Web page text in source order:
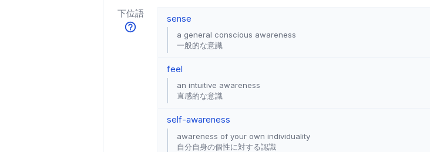
下位語 sense
a general conscious awareness
一般的な意識
feel
an intuitive awareness
直感的な意識
self-awareness
awareness of your own individuality
自分自身の個性に対する認識